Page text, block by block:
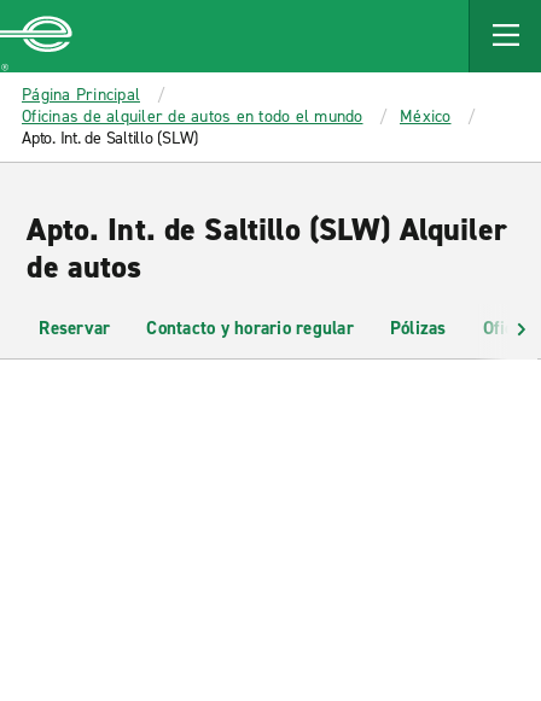
MAIN
CONTENT
Enterprise
Página Principal
Oficinas de alquiler de autos en todo el mundo
México
Apto. Int. de Saltillo (SLW)
Apto. Int. de Saltillo (SLW) Alquiler
de autos
Reservar Contacto y horario regular Pólizas